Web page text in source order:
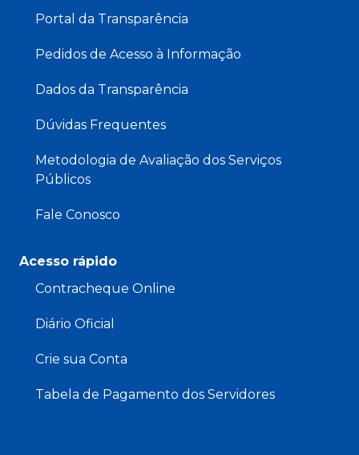
Portal da Transparência
Pedidos de Acesso à Informação
Dados da Transparência
Dúvidas Frequentes
Metodologia de Avaliação dos Serviços
Públicos
Fale Conosco
Acesso rápido
Contracheque Online
Diário Oficial
Crie sua Conta
Tabela de Pagamento dos Servidores